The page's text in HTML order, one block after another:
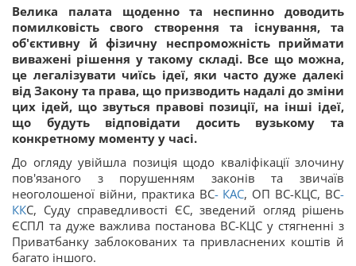
Велика палата щоденно та неспинно доводить
помилковість свого створення та існування, та
об'єктивну й фізичну неспроможність приймати
виважені рішення у такому складі. Все що можна,
це легалізувати чиїсь ідеї, яки часто дуже далекі
від Закону та права, що призводить надалі до зміни
цих ідей, що звуться правові позиції, на інші ідеї,
що будуть відповідати досить вузькому та
конкретному моменту у часі.
До огляду увійшла позиція щодо кваліфікації злочину
пов'язаного з порушенням законів та звичаїв
неоголошеної війни, практика ВС- КАС, ОП ВС-КЦС, ВС-
ККС, Суду справедливості ЄС, зведений огляд рішень
ЄСПЛ та дуже важлива постанова ВС-КЦС у стягненні з
Приватбанку заблокованих та привласнених коштів й
багато іншого.